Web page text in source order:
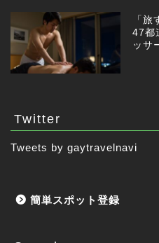
「
47都
ッサ
Twitter
Tweets by gaytravelnavi
簡単スポット登録